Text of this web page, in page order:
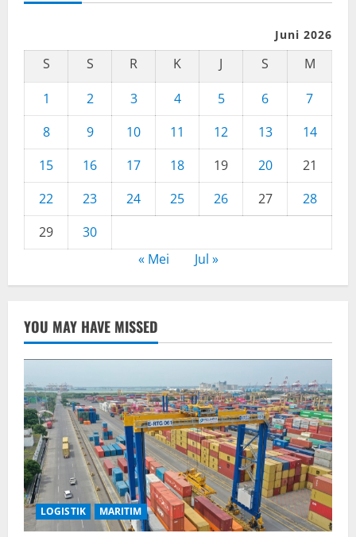
Juni 2026
S S R K J S
M
1
2 3 4 5 6
7
8
9 10 11 12 13
14
15
16 17 18 19 20
21
22
23 24 25 26 27
28
29
30
« Mei
Jul »
YOU MAY HAVE MISSED
LOGISTIK MARITIM